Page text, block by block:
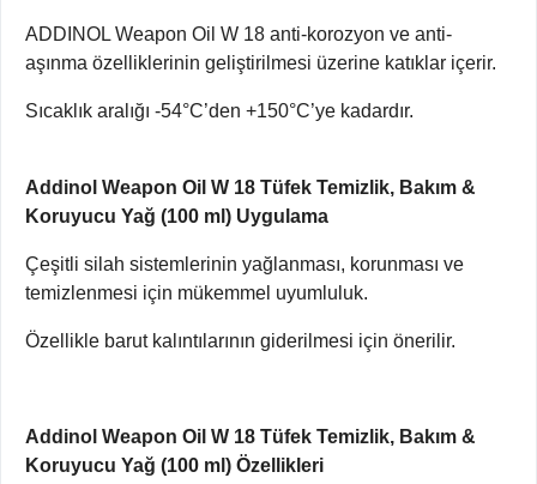
ADDINOL Weapon Oil W 18 anti-korozyon ve anti-
aşınma özelliklerinin geliştirilmesi üzerine katıklar içerir.
Sıcaklık aralığı -54°C’den +150°C’ye kadardır.
Addinol Weapon Oil W 18 Tüfek Temizlik, Bakım &
Koruyucu Yağ (100 ml) Uygulama
Çeşitli silah sistemlerinin yağlanması, korunması ve
temizlenmesi için mükemmel uyumluluk.
Özellikle barut kalıntılarının giderilmesi için önerilir.
Addinol Weapon Oil W 18 Tüfek Temizlik, Bakım &
Koruyucu Yağ (100 ml) Özellikleri